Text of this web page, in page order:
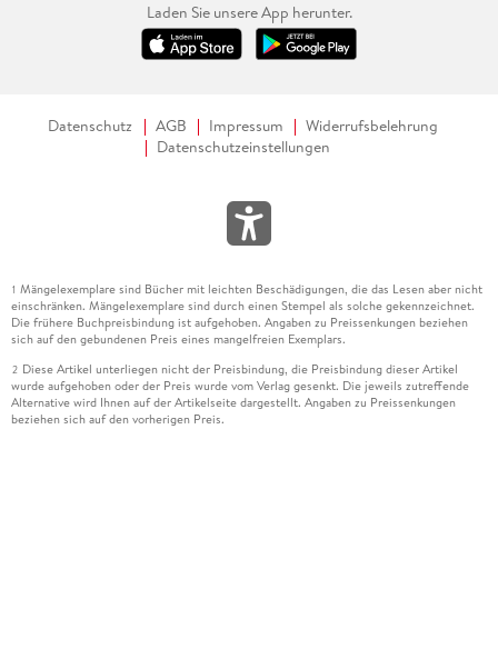
Laden Sie unsere App herunter.
Datenschutz AGB Impressum
Widerrufsbelehrung
Datenschutzeinstellungen
1 Mängelexemplare sind Bücher mit leichten Beschädigungen, die das Lesen aber nicht
einschränken. Mängelexemplare sind durch einen Stempel als solche gekennzeichnet.
Die frühere Buchpreisbindung ist aufgehoben. Angaben zu Preissenkungen beziehen
sich auf den gebundenen Preis eines mangelfreien Exemplars.
2 Diese Artikel unterliegen nicht der Preisbindung, die Preisbindung dieser Artikel
wurde aufgehoben oder der Preis wurde vom Verlag gesenkt. Die jeweils zutreffende
Alternative wird Ihnen auf der Artikelseite dargestellt. Angaben zu Preissenkungen
beziehen sich auf den vorherigen Preis.